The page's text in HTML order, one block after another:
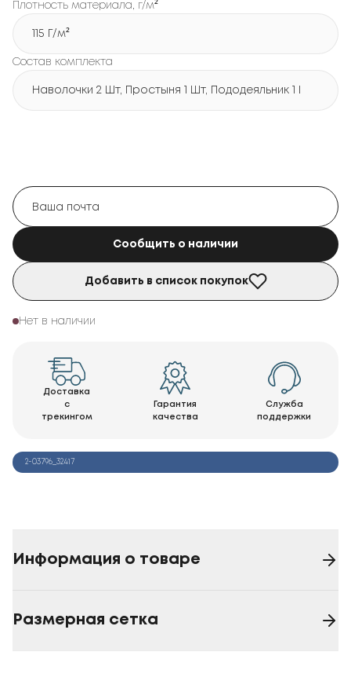
Плотность материала, г/м²
115 Г/м²
Состав комплекта
Наволочки 2 Шт, Простыня 1 Шт, Пододеяльник 1 Шт
Сообщить о наличии
Добавить в список покупок
Нет в наличии
Доставка
с
трекингом
Гарантия
качества
Служба
поддержки
2-03796_32417
Информация о товаре
Размерная сетка